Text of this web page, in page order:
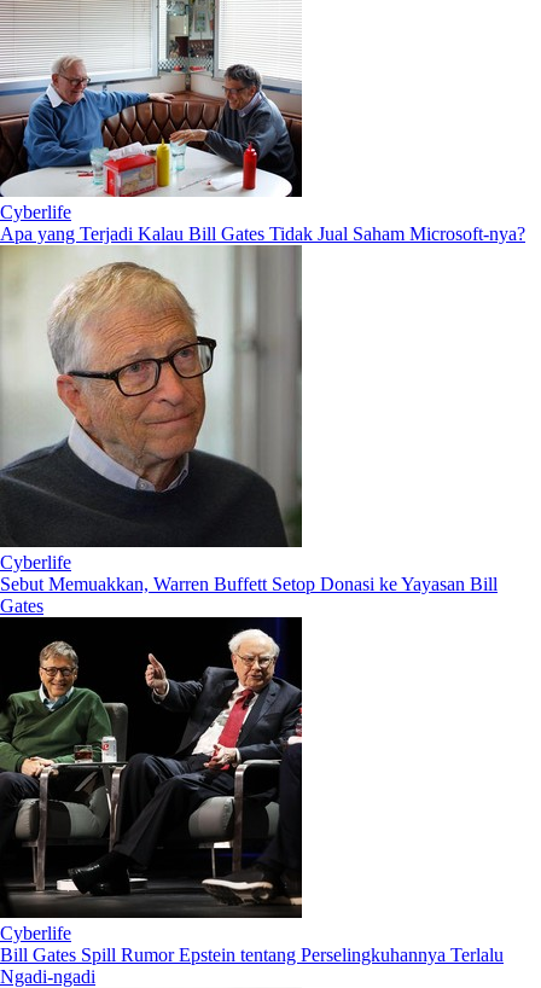
Cyberlife
Apa yang Terjadi Kalau Bill Gates Tidak Jual Saham Microsoft-nya?
Cyberlife
Sebut Memuakkan, Warren Buffett Setop Donasi ke Yayasan Bill
Gates
Cyberlife
Bill Gates Spill Rumor Epstein tentang Perselingkuhannya Terlalu
Ngadi-ngadi